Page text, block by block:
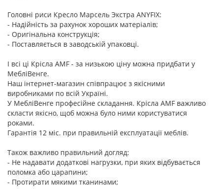
Головні риси Кресло Марсель Экстра ANYFIX:
- Надійність за рахунок хороших матеріалів;
- Оригінальна конструкція;
- Поставляється в заводській упаковці.
І всі ці Крісла AMF - за низькою ціну можна придбати у
МебліВенге.
Наш інтернет-магазин співпрацює з якісними
виробниками по всій Україні.
У МебліВенге професійне складання. Крісла AMF важливо
скласти якісно, щоб можна було ними користуватися
роками.
Гарантія 12 міс. при правильній експлуатації меблів.
Також важливо правильний догляд:
- Не надавати додаткові нагрузки, при яких відбувається
поломка або царапини;
- Протирати мякими тканинами;